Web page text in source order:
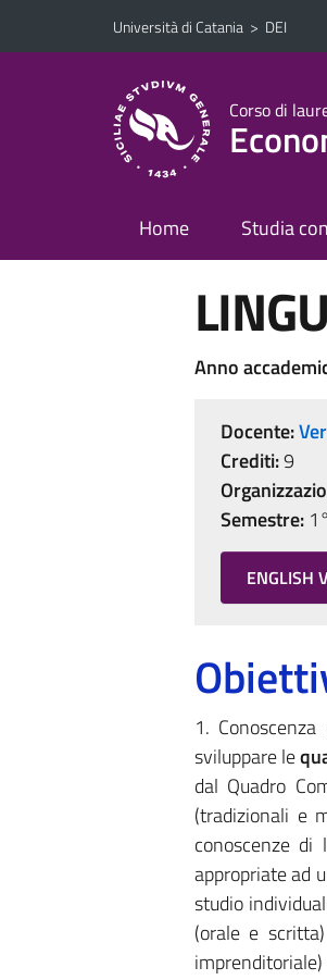
Vai al contenuto principale
Vai al menu di navigazione
Università di Catania > DEI
Corso di
Home Studia
Anno
Docente:
Crediti:9
Semestre:1°
ENGLISH
1.
sviluppare le
dal Quadro
(tradizionali e
conoscenze
appropriate ad
studio
(orale e